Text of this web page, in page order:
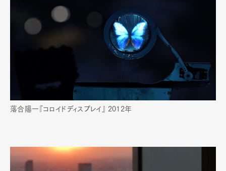
落合陽一『コロイドディスプレイ』 2012年